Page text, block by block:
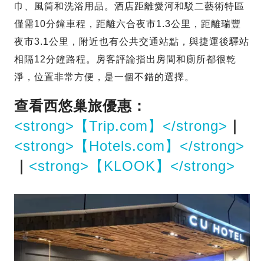
巾、風筒和洗浴用品。酒店距離愛河和駁二藝術特區
僅需10分鐘車程，距離六合夜市1.3公里，距離瑞豐
夜市3.1公里，附近也有公共交通站點，與捷運後驛站
相隔12分鐘路程。房客評論指出房間和廁所都很乾
淨，位置非常方便，是一個不錯的選擇。
查看西悠巢旅優惠：
<strong>【Trip.com】</strong>
<strong>【Hotels.com】</strong>
<strong>【KLOOK】</strong>